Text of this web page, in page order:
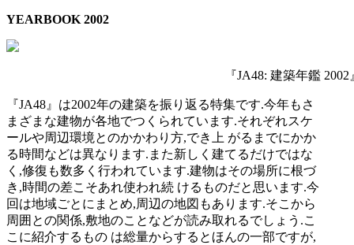
YEARBOOK 2002
『JA48: 建築年鑑 2002
『JA48』は2002年の建築を振り返る特集です.今年もさ
まざまな建物が各地でつくられています.それぞれスケ
ールや周辺環境とのかかわり方,でき上 がるまでにかか
る時間などは異なります.また新しく建てるだけではな
く,修復も数多く行われています.建物はその場所に根づ
き,時間の差こそあれ使われ続 けるものだと思います.今
回は地域ごとにまとめ,周辺の地図もあります.そこから
周囲との関係,敷地のことなどが読み取れるでしょう.こ
こに紹介するもの は総量からするとほんの一部ですが,